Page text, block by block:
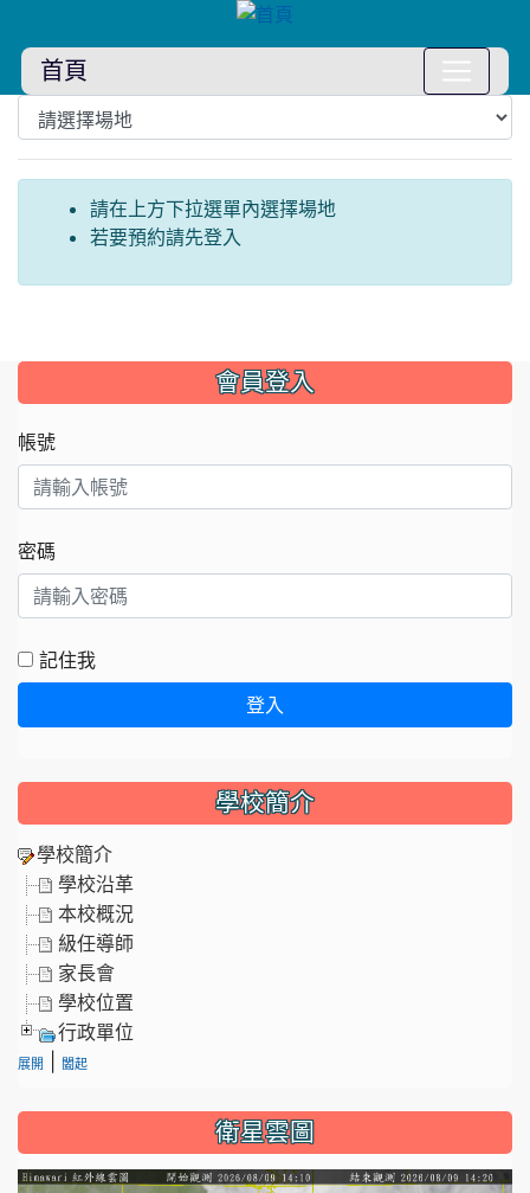
首頁
場地預約
請在上方下拉選單內選擇場地
若要預約請先登入
::: 會員登入
帳號
密碼
記住我
登入
學校簡介
學校簡介
學校沿革
本校概況
級任導師
家長會
學校位置
行政單位
展開 闔起
衛星雲圖